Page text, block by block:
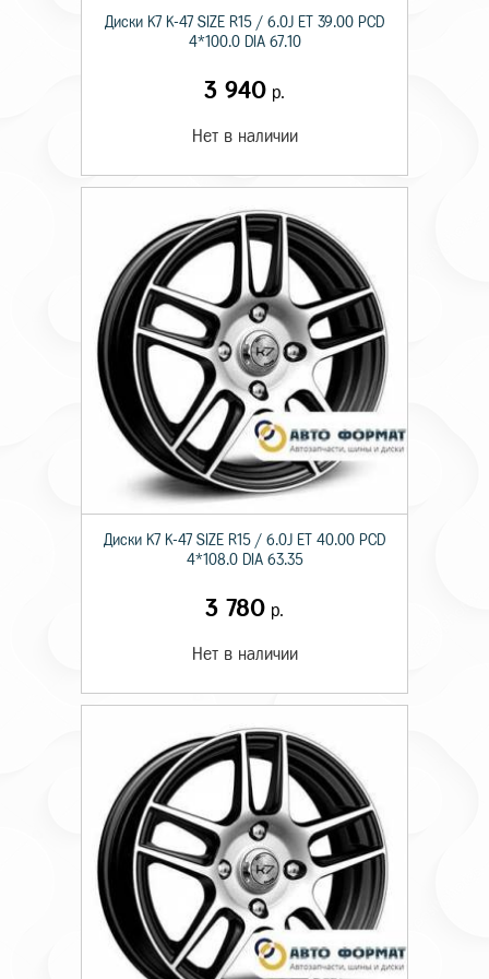
Диски K7 K-47 SIZE R15 / 6.0J ET 39.00 PCD
4*100.0 DIA 67.10
3 940 р.
Нет в наличии
Диски K7 K-47 SIZE R15 / 6.0J ET 40.00 PCD
4*108.0 DIA 63.35
3 780 р.
Нет в наличии